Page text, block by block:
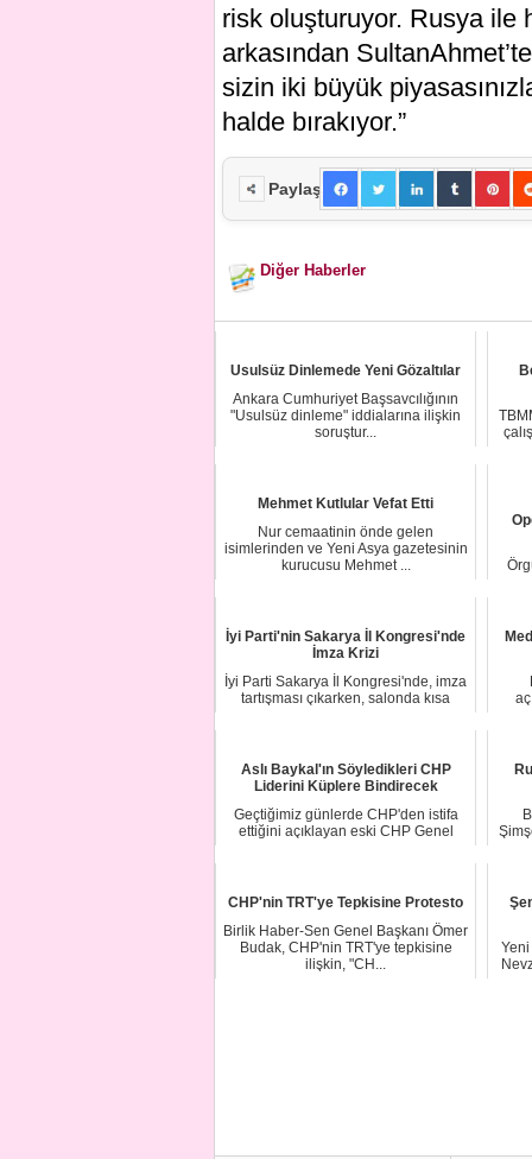
risk oluşturuyor. Rusya ile
arkasından
sizin iki büyük
halde bırakıyor.”
Paylaş
Diğer Haberler
Usulsüz Dinlemede Yeni Gözaltılar
Ankara Cumhuriyet Başsavcılığının
"Usulsüz dinleme" iddialarına ilişkin
soruştur...
Mehmet Kutlular Vefat Etti
Nur cemaatinin önde gelen
isimlerinden ve Yeni Asya gazetesinin
kurucusu Mehmet ...
İyi Parti'nin Sakarya İl Kongresi'nde
İmza Krizi
İyi Parti Sakarya İl Kongresi'nde, imza
tartışması çıkarken, salonda kısa
Aslı Baykal'ın Söyledikleri CHP
Liderini Küplere Bindirecek
Geçtiğimiz günlerde CHP'den istifa
ettiğini açıklayan eski CHP Genel
CHP'nin TRT'ye Tepkisine Protesto
Birlik Haber-Sen Genel Başkanı Ömer
Budak, CHP'nin TRT'ye tepkisine
ilişkin, "CH...
Yeni